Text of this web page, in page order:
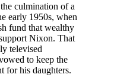
culmination of a
early 1950s, when
fund that wealthy
Nixon. That
televised
to keep the
for his daughters.